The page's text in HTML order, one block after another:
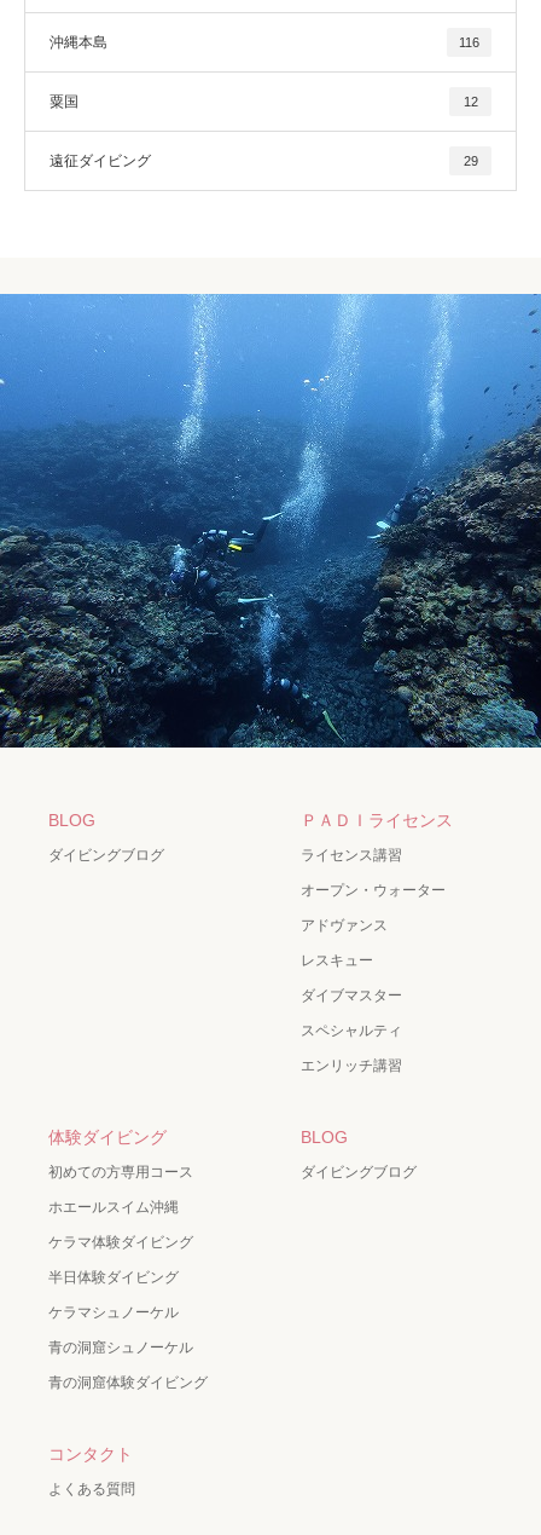
沖縄本島 116
粟国 12
遠征ダイビング 29
BLOG
ダイビングブログ
ＰＡＤＩライセンス
ライセンス講習
オープン・ウォーター
アドヴァンス
レスキュー
ダイブマスター
スペシャルティ
エンリッチ講習
体験ダイビング
初めての方専用コース
ホエールスイム沖縄
ケラマ体験ダイビング
半日体験ダイビング
ケラマシュノーケル
青の洞窟シュノーケル
青の洞窟体験ダイビング
BLOG
ダイビングブログ
コンタクト
よくある質問